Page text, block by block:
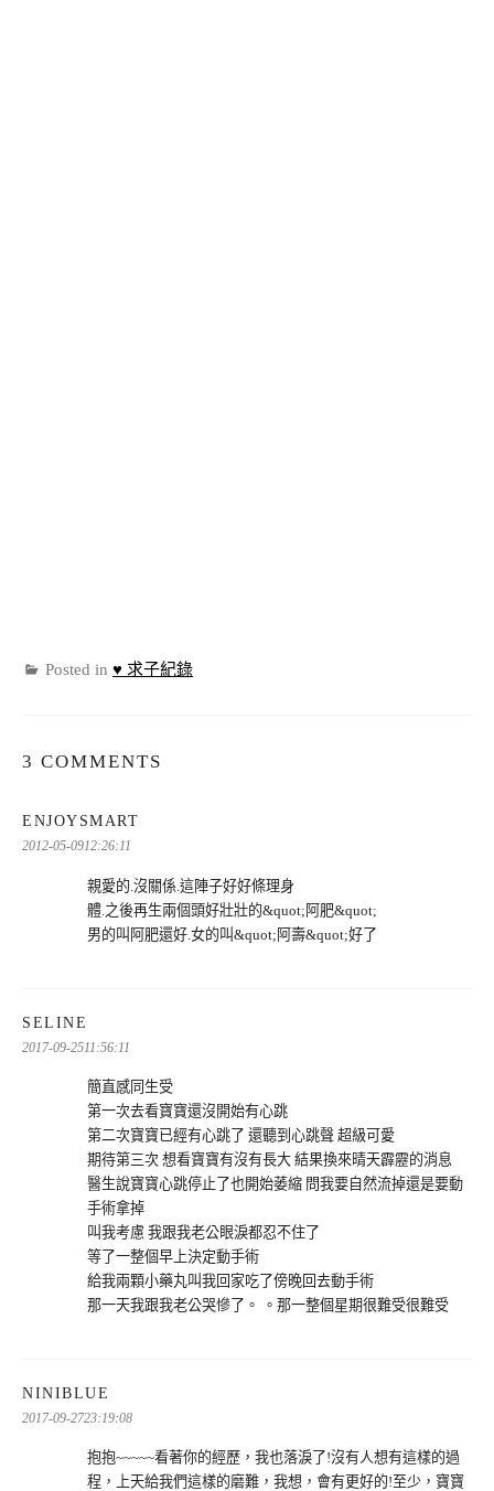
Posted in ♥ 求子紀錄
3 COMMENTS
ENJOYSMART
2012-05-0912:26:11
親愛的.沒關係.這陣子好好條理身
體.之後再生兩個頭好壯壯的&quot;阿肥&quot;
男的叫阿肥還好.女的叫&quot;阿壽&quot;好了
SELINE
示:
2017-09-2511:56:11
簡直感同生受
第一次去看寶寶還沒開始有心跳
第二次寶寶已經有心跳了 還聽到心跳聲 超級可愛
期待第三次 想看寶寶有沒有長大 結果換來晴天霹靂的消息
醫生說寶寶心跳停止了也開始萎縮 問我要自然流掉還是要動
手術拿掉
叫我考慮 我跟我老公眼淚都忍不住了
等了一整個早上決定動手術
給我兩顆小藥丸叫我回家吃了傍晚回去動手術
那一天我跟我老公哭慘了。 。那一整個星期很難受很難受
NINIBLUE
示:
2017-09-2723:19:08
抱抱~~~~~看著你的經歷，我也落淚了!沒有人想有這樣的過
程，上天給我們這樣的磨難，我想，會有更好的!至少，寶寶